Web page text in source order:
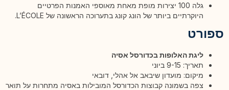
גלה 100 יצירות מופת מאחת מאוספי האמנות הפרטיים
היוקרתיים ביותר של הונג קונג בתערוכה הראשונה של L’ÉCOLE.
ספורט
ליגת האלופות בכדורסל אסיה
תאריך: 9-15 ביוני
מיקום: מועדון שיבאב אל אהלי, דובאי
צפה בשמונה קבוצות הכדורסל המובילות באסיה מתחרות על תואר